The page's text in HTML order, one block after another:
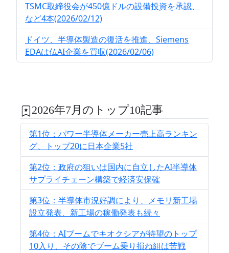
TSMC取締役会が450億ドルの設備投資を承認、
など4本(2026/02/12)
ドイツ、半導体製造の復活を推進、Siemens
EDAは仏AI企業を買収(2026/02/06)
2026年7月のトップ10記事
第1位：パワー半導体メーカー売上高ランキン
グ、トップ20に日本企業5社
第2位：政府の狙いは国内に自立したAI半導体
サプライチェーン構築で経済安保確
第3位：半導体市況好調により、メモリ新工場
設立発表、新工場の稼働発表も続々
第4位：AIブームでキオクシアが待望のトップ
10入り、その陰でブーム乗り損ね組は苦戦